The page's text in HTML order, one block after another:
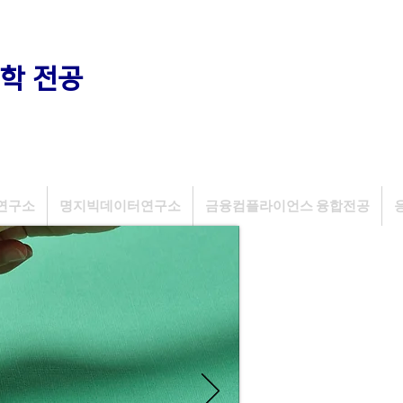
전공
구소 명지빅데이터연구소 금융컴플라이언스 융합전공